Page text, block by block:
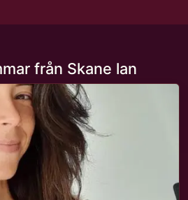
från Skane lan